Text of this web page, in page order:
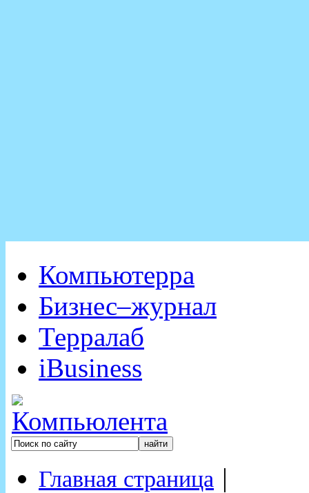
Компьютерра
Бизнес–журнал
Терралаб
iBusiness
Главная страница |